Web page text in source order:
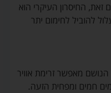
זאת, החיסרון העיקרי הוא
להוביל לחימום יתר
הנושם מאפשר זרימת אוויר
חמים ומפחית הזעה.